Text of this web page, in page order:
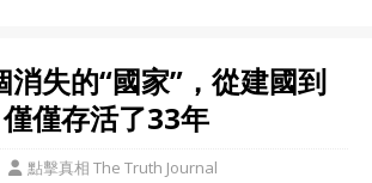
失的“國家”，從建國到
僅存活了33年
點擊真相 The Truth Journal